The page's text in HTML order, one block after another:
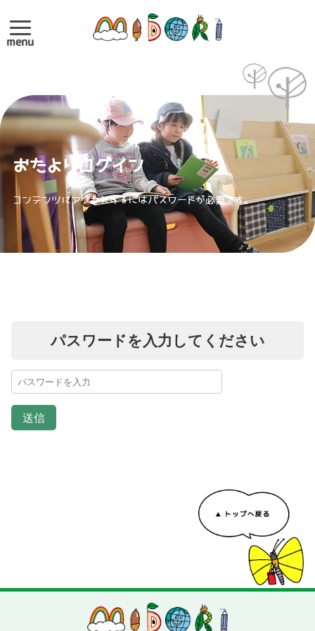
menu
おたよりログイン
コンテンツにアクセスするにはパスワードが必要です。
パスワードを入力してください
送信